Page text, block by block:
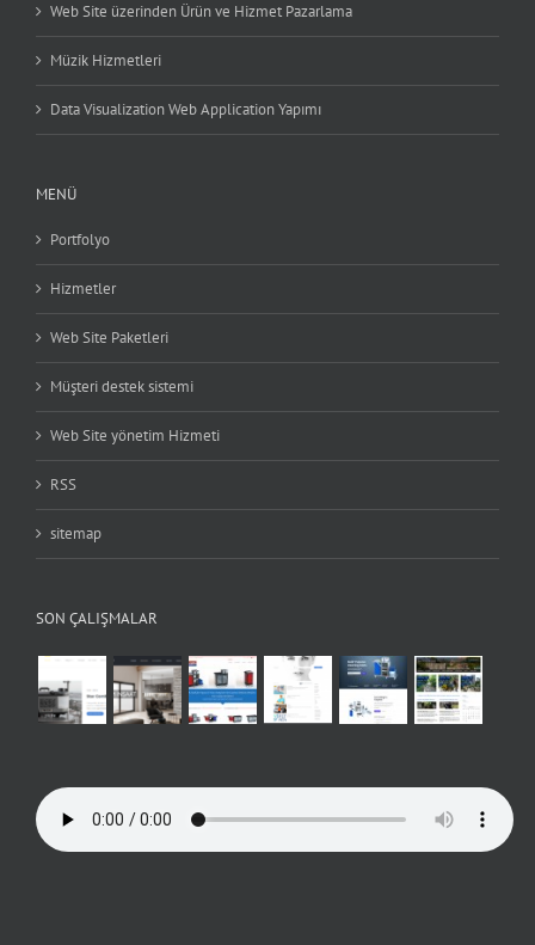
Web Site üzerinden Ürün ve Hizmet Pazarlama
Müzik Hizmetleri
Data Visualization Web Application Yapımı
MENÜ
Portfolyo
Hizmetler
Web Site Paketleri
Müşteri destek sistemi
Web Site yönetim Hizmeti
RSS
sitemap
SON ÇALIŞMALAR